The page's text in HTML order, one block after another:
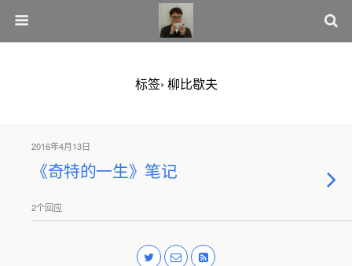
标签› 柳比歇夫
2016年4月13日
《奇特的一生》笔记
2个回应